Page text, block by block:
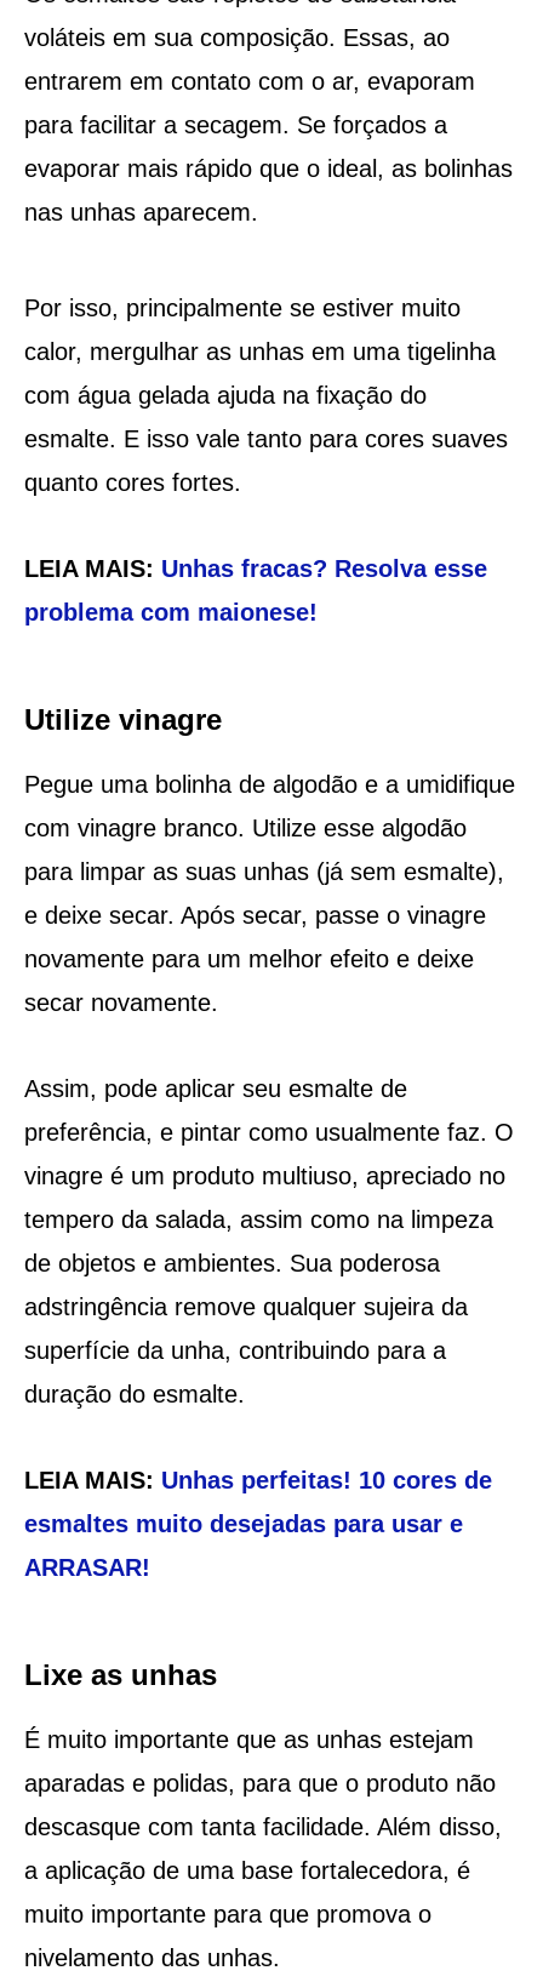
voláteis em sua composição. Essas, ao
entrarem em contato com o ar, evaporam
para facilitar a secagem. Se forçados a
evaporar mais rápido que o ideal, as bolinhas
nas unhas aparecem.
Por isso, principalmente se estiver muito
calor, mergulhar as unhas em uma tigelinha
com água gelada ajuda na fixação do
esmalte. E isso vale tanto para cores suaves
quanto cores fortes.
LEIA MAIS: Unhas fracas? Resolva esse
problema com maionese!
Utilize vinagre
Pegue uma bolinha de algodão e a umidifique
com vinagre branco. Utilize esse algodão
para limpar as suas unhas (já sem esmalte),
e deixe secar. Após secar, passe o vinagre
novamente para um melhor efeito e deixe
secar novamente.
Assim, pode aplicar seu esmalte de
preferência, e pintar como usualmente faz. O
vinagre é um produto multiuso, apreciado no
tempero da salada, assim como na limpeza
de objetos e ambientes. Sua poderosa
adstringência remove qualquer sujeira da
superfície da unha, contribuindo para a
duração do esmalte.
LEIA MAIS: Unhas perfeitas! 10 cores de
esmaltes muito desejadas para usar e
ARRASAR!
Lixe as unhas
É muito importante que as unhas estejam
aparadas e polidas, para que o produto não
descasque com tanta facilidade. Além disso,
a aplicação de uma base fortalecedora, é
muito importante para que promova o
nivelamento das unhas.